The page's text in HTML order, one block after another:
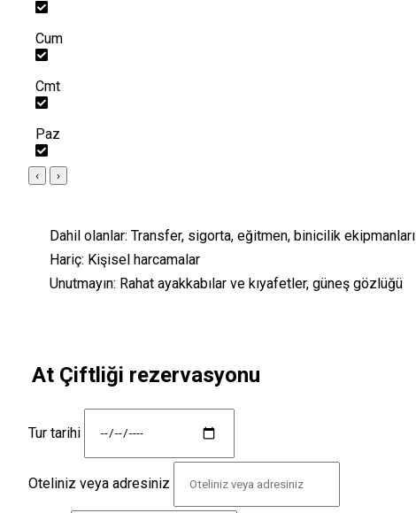
Cum
Cmt
Paz
‹ ›
Dahil olanlar: Transfer, sigorta, eğitmen, binicilik ekipmanları
Hariç: Kişisel harcamalar
Unutmayın: Rahat ayakkabılar ve kıyafetler, güneş gözlüğü
At Çiftliği rezervasyonu
Tur tarihi
Oteliniz veya adresiniz